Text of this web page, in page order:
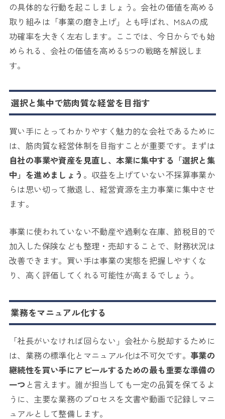
の具体的な行動を起こしましょう。会社の価値を高める
取り組みは「事業の磨き上げ」とも呼ばれ、M&Aの成
功確率を大きく左右します。ここでは、今日からでも始
められる、会社の価値を高める5つの戦略を解説しま
す。
選択と集中で筋肉質な経営を目指す
買い手にとってわかりやすく魅力的な会社であるために
は、筋肉質な経営体制を目指すことが重要です。まずは
自社の事業や資産を見直し、本業に集中する「選択と集
中」を進めましょう 。収益を上げていない不採算事業か
らは思い切って撤退し、経営資源を主力事業に集中させ
ます。
事業に使われていない不動産や過剰な在庫、節税目的で
加入した保険なども整理・売却することで、財務状況は
改善できます。買い手は事業の実態を把握しやすくな
り、高く評価してくれる可能性が高まるでしょう。
業務をマニュアル化する
「社長がいなければ回らない」会社から脱却するために
は、業務の標準化とマニュアル化は不可欠です。 事業の
継続性を買い手にアピールするための最も重要な準備の
一つ と言えます。誰が担当しても一定の品質を保てるよ
うに、主要な業務のプロセスを文書や動画で記録しマニ
ュアルとして整備します。